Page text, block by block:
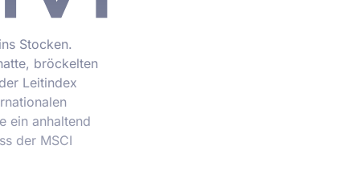
Stocken.
bröckelten
Leitindex
ein anhaltend
der MSCI